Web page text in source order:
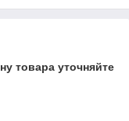
товара уточняйте